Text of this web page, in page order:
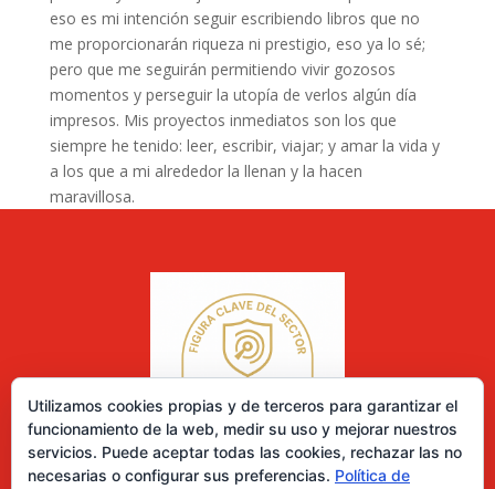
eso es mi intención seguir escribiendo libros que no
me proporcionarán riqueza ni prestigio, eso ya lo sé;
pero que me seguirán permitiendo vivir gozosos
momentos y perseguir la utopía de verlos algún día
impresos. Mis proyectos inmediatos son los que
siempre he tenido: leer, escribir, viajar; y amar la vida y
a los que a mi alrededor la llenan y la hacen
maravillosa.
Utilizamos cookies propias y de terceros para garantizar el
funcionamiento de la web, medir su uso y mejorar nuestros
servicios. Puede aceptar todas las cookies, rechazar las no
necesarias o configurar sus preferencias. Política de